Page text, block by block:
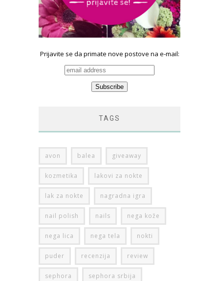
Prijavite se da primate nove postove na e-mail:
TAGS
avon balea giveaway
kozmetika lakovi za nokte
lak za nokte nagradna igra
nail polish nails nega kože
nega lica nega tela nokti
puder recenzija review
sephora sephora srbija